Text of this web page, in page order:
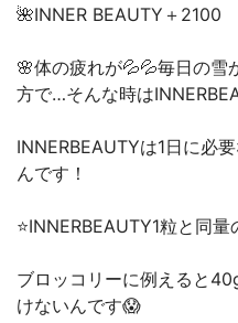
🌺INNER BEAUTY＋2100
🌸体の疲れが💦💦毎日の
方で…そんな時は
INNERBEAUTYは1日に必
んです！
⭐️INNERBEAUTY1粒と同
ブロッコリーに例えると
けないんです😱